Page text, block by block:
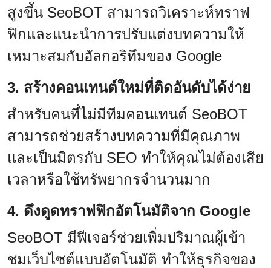
สูงขึ้น SeoBOT สามารถวิเคราะห์ทราฟ
ฟิกและแนะนำการปรับแต่งบทความให้
เหมาะสมกับอัลกอริทึมของ Google
3. สร้างคอนเทนต์ใหม่ที่ติดอันดับได้ง่าย
สำหรับคนที่ไม่มีทีมคอนเทนต์ SeoBOT
สามารถช่วยสร้างบทความที่มีคุณภาพ
และเป็นมิตรกับ SEO ทำให้คุณไม่ต้องเสีย
เวลาหรือใช้ทรัพยากรจำนวนมาก
4. ดึงดูดทราฟฟิกอัตโนมัติจาก Google
SeoBOT มีฟีเจอร์ช่วยเพิ่มปริมาณผู้เข้า
ชมเว็บไซต์แบบอัตโนมัติ ทำให้ธุรกิจของ